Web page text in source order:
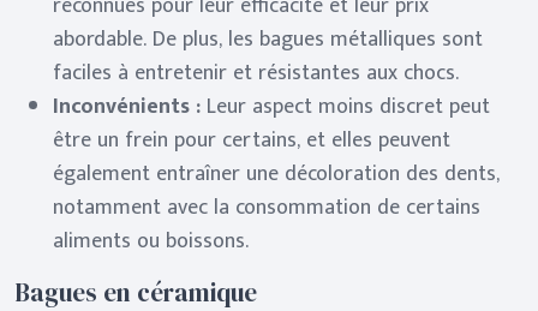
abordable. De plus, les bagues métalliques sont
faciles à entretenir et résistantes aux chocs.
Inconvénients : Leur aspect moins discret peut
être un frein pour certains, et elles peuvent
également entraîner une décoloration des dents,
notamment avec la consommation de certains
aliments ou boissons.
Bagues en céramique